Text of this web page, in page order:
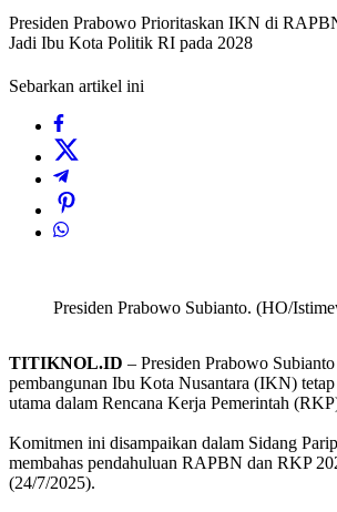
‎Presiden Prabowo Prioritaskan IKN di
Jadi Ibu Kota Politik RI pada 2028
Sebarkan artikel ini
Presiden Prabowo Subianto. (HO/
TITIKNOL.ID – Presiden Prabowo
pembangunan Ibu Kota Nusantara (IKN)
utama dalam Rencana Kerja Pemerintah
‎Komitmen ini disampaikan dalam Sidang
membahas pendahuluan RAPBN dan RKP
(24/7/2025).